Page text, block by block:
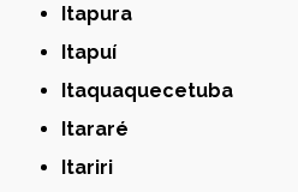
Itapura
Itapuí
Itaquaquecetuba
Itararé
Itariri